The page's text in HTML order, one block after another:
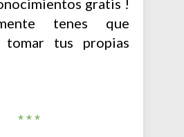
gratis !
tenes que
tus propias
***